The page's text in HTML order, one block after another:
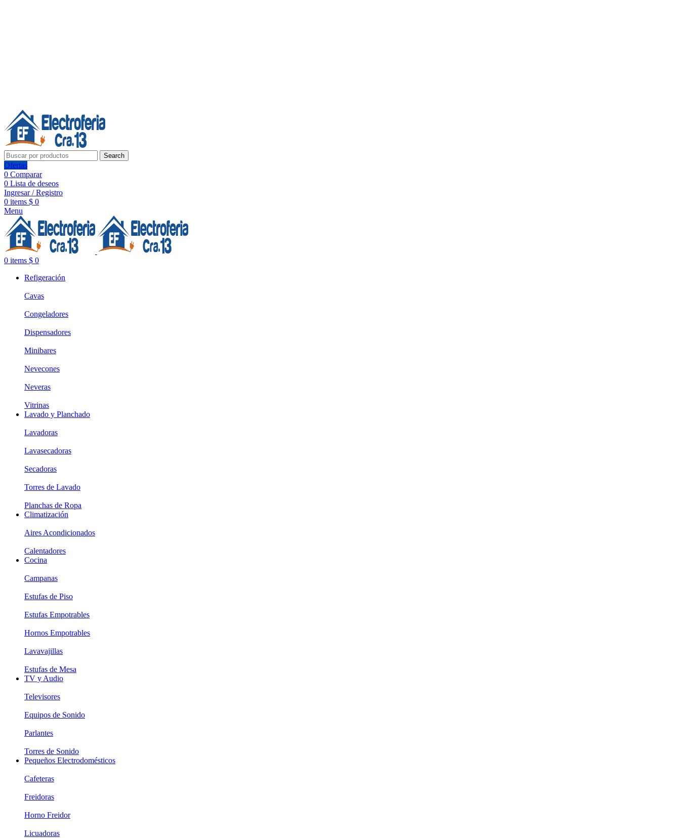
Search
Ofertas
0 Comparar
0 Lista de deseos
Ingresar / Registro
0 items $ 0
Menu
0 items $ 0
Refigeración
Cavas
Congeladores
Dispensadores
Minibares
Nevecones
Neveras
Vitrinas
Lavado y Planchado
Lavadoras
Lavasecadoras
Secadoras
Torres de Lavado
Planchas de Ropa
Climatización
Aires Acondicionados
Calentadores
Cocina
Campanas
Estufas de Piso
Estufas Empotrables
Hornos Empotrables
Lavavajillas
Estufas de Mesa
TV y Audio
Televisores
Equipos de Sonido
Parlantes
Torres de Sonido
Pequeños Electrodomésticos
Cafeteras
Freidoras
Horno Freidor
Licuadoras